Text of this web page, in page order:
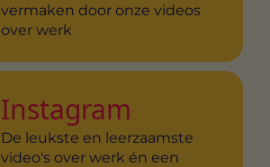
vermaken door onze videos
over werk
Instagram
De leukste en leerzaamste
video's over werk én een